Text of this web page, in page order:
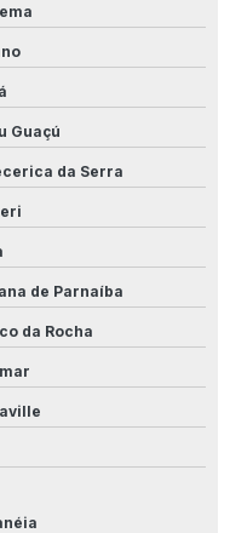
Guaçú
da Serra
de Parnaíba
da Rocha